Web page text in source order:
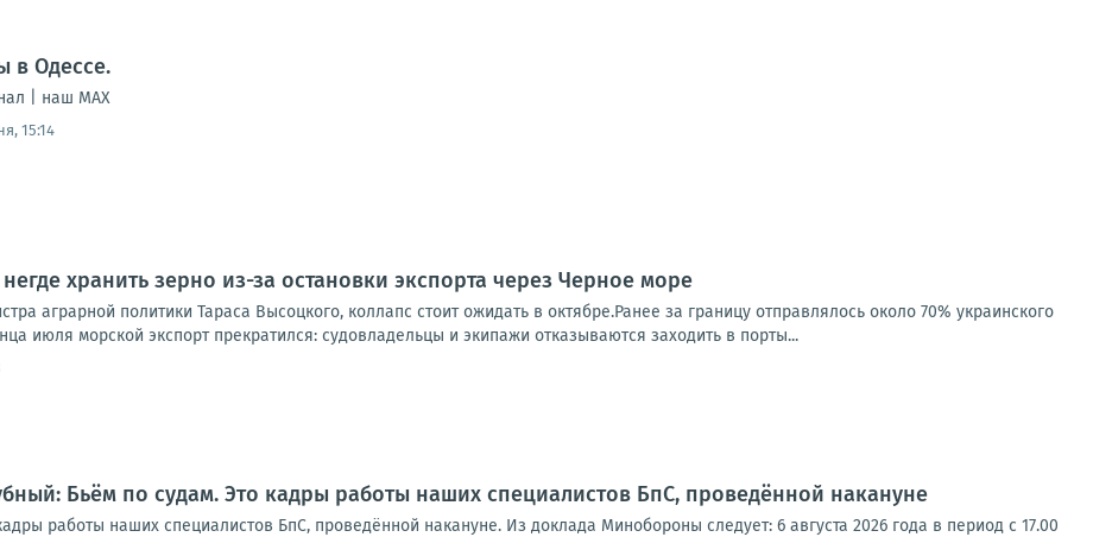
в Одессе.
| наш МАХ
15:14
хранить зерно из-за остановки экспорта через Черное море
аграрной политики Тараса Высоцкого, коллапс стоит ожидать в октябре.Ранее за границу отправлялось около 70% украинского
июля морской экспорт прекратился: судовладельцы и экипажи отказываются заходить в порты...
Бьём по судам. Это кадры работы наших специалистов БпС, проведённой накануне
работы наших специалистов БпС, проведённой накануне. Из доклада Минобороны следует: 6 августа 2026 года в период с 17.00